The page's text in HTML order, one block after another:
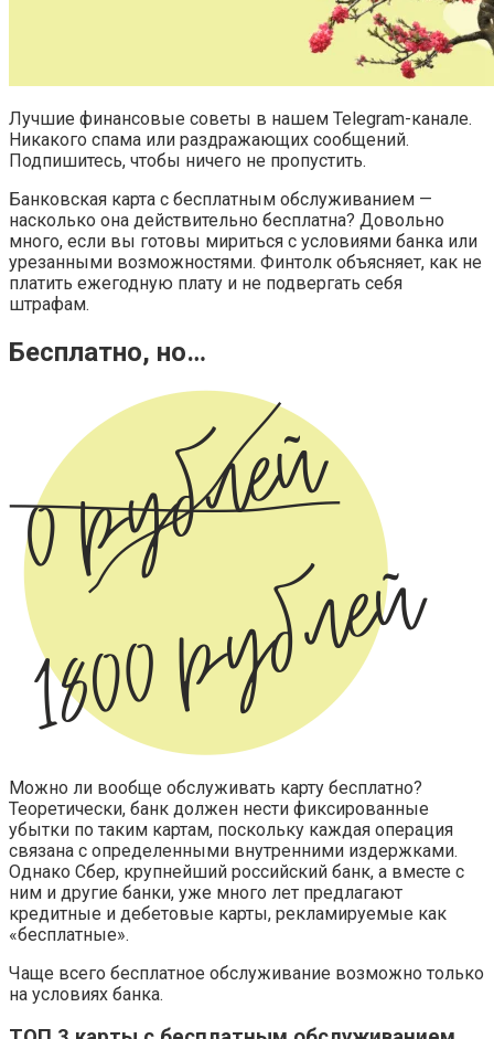
Лучшие финансовые советы в нашем Telegram-канале.
Никакого спама или раздражающих сообщений.
Подпишитесь, чтобы ничего не пропустить.
Банковская карта с бесплатным обслуживанием —
насколько она действительно бесплатна? Довольно
много, если вы готовы мириться с условиями банка или
урезанными возможностями. Финтолк объясняет, как не
платить ежегодную плату и не подвергать себя
штрафам.
Бесплатно, но…
Можно ли вообще обслуживать карту бесплатно?
Теоретически, банк должен нести фиксированные
убытки по таким картам, поскольку каждая операция
связана с определенными внутренними издержками.
Однако Сбер, крупнейший российский банк, а вместе с
ним и другие банки, уже много лет предлагают
кредитные и дебетовые карты, рекламируемые как
«бесплатные».
Чаще всего бесплатное обслуживание возможно только
на условиях банка.